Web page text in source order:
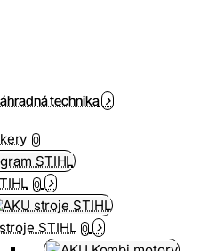
technika
0
0
STIHL 0